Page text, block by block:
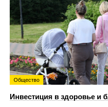
Общество
Инвестиция в здоровье и